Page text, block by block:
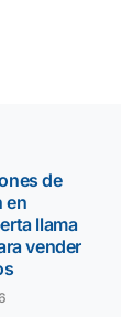
de
en
llama
vender